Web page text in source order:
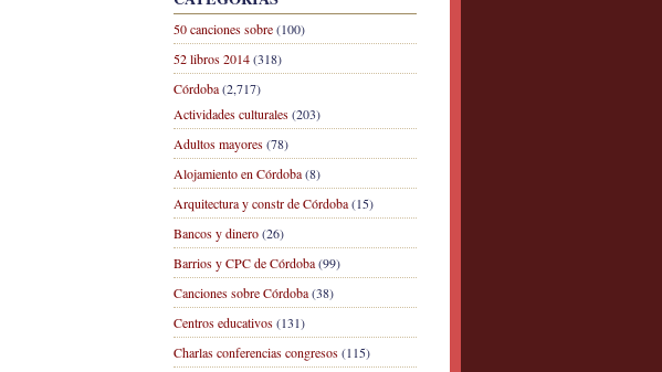
50 canciones sobre(100)
52 libros 2014(318)
Córdoba(2,717)
Actividades culturales(203)
Adultos mayores(78)
Alojamiento en Córdoba(8)
Arquitectura y constr de Córdoba(15)
Bancos y dinero(26)
Barrios y CPC de Córdoba(99)
Canciones sobre Córdoba(38)
Centros educativos(131)
Charlas conferencias congresos(115)